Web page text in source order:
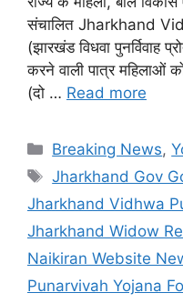
संचालित Jharkhand
(झारखंड विधवा पुनर्विवाह
करने वाली पात्र
(दो … Read more
Categories
Breaking News,
Tags
Jharkhand Gov
Jharkhand Vidhwa
Jharkhand Widow
Naikiran Website
Punarvivah Yojana